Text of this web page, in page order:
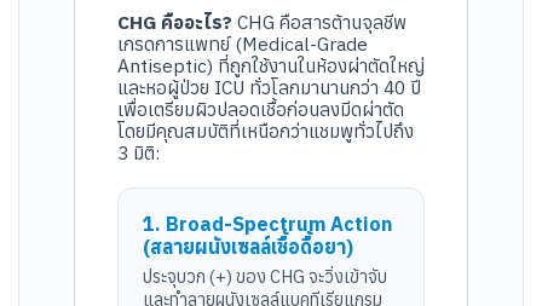
CHG คืออะไร? CHG คือสารต้านจุลชีพ
เกรดการแพทย์ (Medical-Grade
Antiseptic) ที่ถูกใช้งานในห้องผ่าตัดใหญ่
และหอผู้ป่วย ICU ทั่วโลกมานานกว่า 40 ปี
เพื่อเตรียมผิวปลอดเชื้อก่อนลงมีดผ่าตัด
โดยมีคุณสมบัติที่เหนือกว่าแชมพูทั่วไปถึง
3 มิติ:
1. Broad-Spectrum Action
(สลายผนังเซลล์เชื้อดื้อยา)
ประจุบวก (+) ของ CHG จะวิ่งเข้าจับ
และทำลายผนังเซลล์แบคทีเรียแกรม